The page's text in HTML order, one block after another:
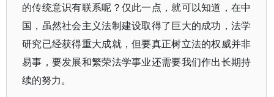
的传统意识有联系呢？仅此一点，就可以知道，在中
国，虽然社会主义法制建设取得了巨大的成功，法学
研究已经获得重大成就，但要真正树立法的权威并非
易事，要发展和繁荣法学事业还需要我们作出长期持
续的努力。